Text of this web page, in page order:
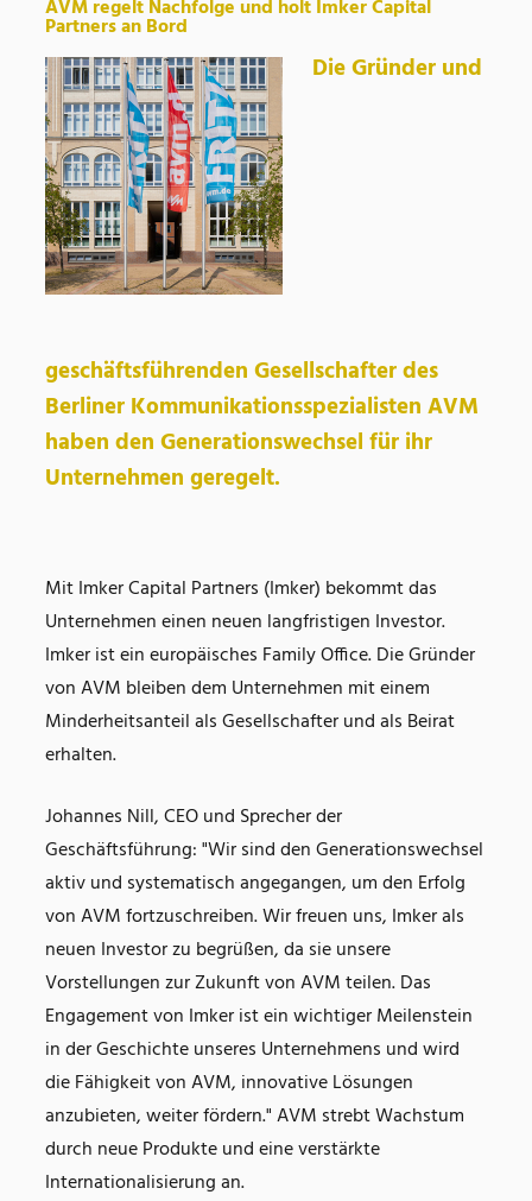
AVM regelt Nachfolge und holt Imker Capital
Partners an Bord
Die Gründer und
geschäftsführenden Gesellschafter des
Berliner Kommunikationsspezialisten AVM
haben den Generationswechsel für ihr
Unternehmen geregelt.
Mit Imker Capital Partners (Imker) bekommt das
Unternehmen einen neuen langfristigen Investor.
Imker ist ein europäisches Family Office. Die Gründer
von AVM bleiben dem Unternehmen mit einem
Minderheitsanteil als Gesellschafter und als Beirat
erhalten.
Johannes Nill, CEO und Sprecher der
Geschäftsführung: "Wir sind den Generationswechsel
aktiv und systematisch angegangen, um den Erfolg
von AVM fortzuschreiben. Wir freuen uns, Imker als
neuen Investor zu begrüßen, da sie unsere
Vorstellungen zur Zukunft von AVM teilen. Das
Engagement von Imker ist ein wichtiger Meilenstein
in der Geschichte unseres Unternehmens und wird
die Fähigkeit von AVM, innovative Lösungen
anzubieten, weiter fördern." AVM strebt Wachstum
durch neue Produkte und eine verstärkte
Internationalisierung an.